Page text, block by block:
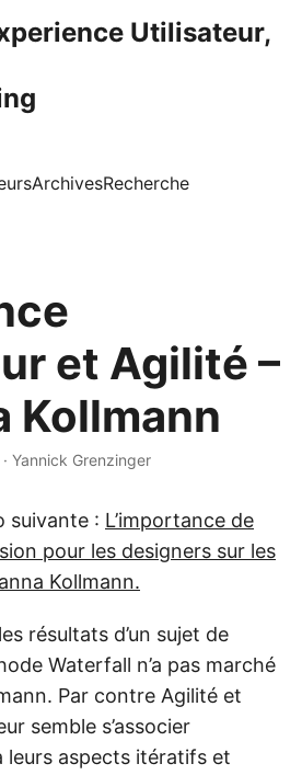
Utilisateur,
ArchivesRecherche
et Agilité –
Kollmann
· Yannick Grenzinger
suivante : L’importance de
pour les designers sur les
Kollmann.
résultats d’un sujet de
Waterfall n’a pas marché
Par contre Agilité et
semble s’associer
leurs aspects itératifs et